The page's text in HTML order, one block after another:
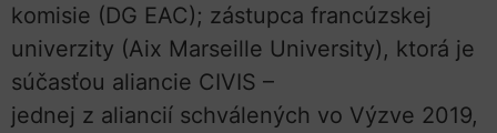
komisie (DG EAC); zástupca francúzskej
univerzity (Aix Marseille University), ktorá je
súčasťou aliancie CIVIS –
jednej z aliancií schválených vo Výzve 2019,